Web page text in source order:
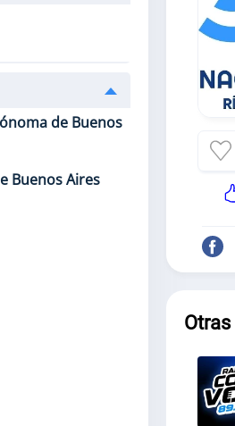
de Buenos
Buenos Aires